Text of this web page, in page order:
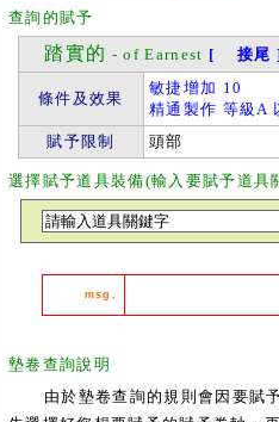
查詢的賦予
踏實的 - of Earnest [ 接尾
條件及效果
敏捷增加 10
精通製作 等級A
賦予限制
頭部
選擇賦予道具裝備(輸入要賦予道
msg.
墊卷查詢說明
由於墊卷查詢的規則會因要賦